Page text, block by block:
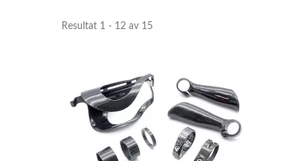
Resultat 1 - 12 av 15